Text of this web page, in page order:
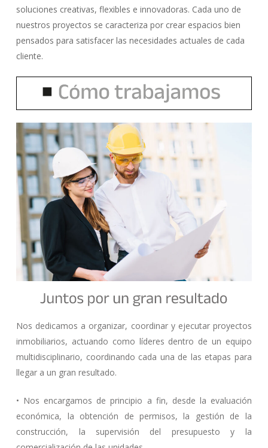
soluciones creativas, flexibles e innovadoras. Cada uno de
nuestros proyectos se caracteriza por crear espacios bien
pensados para satisfacer las necesidades actuales de cada
cliente.
Nos dedicamos a organizar, coordinar y ejecutar proyectos
inmobiliarios, actuando como líderes dentro de un equipo
multidisciplinario, coordinando cada una de las etapas para
llegar a un gran resultado.
• Nos encargamos de principio a fin, desde la evaluación
económica, la obtención de permisos, la gestión de la
construcción, la supervisión del presupuesto y la